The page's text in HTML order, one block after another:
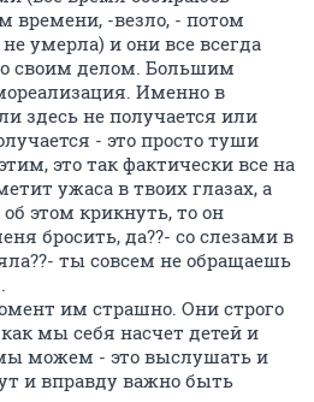
времени, -везло, - потом
умерла) и они все всегда
своим делом. Большим
Именно в
здесь не получается или
- это просто туши
это так фактически все на
ужаса в твоих глазах, а
этом крикнуть, то он
бросить, да??- со слезами в
ты совсем не обращаешь
им страшно. Они строго
мы себя насчет детей и
можем - это выслушать и
и вправду важно быть